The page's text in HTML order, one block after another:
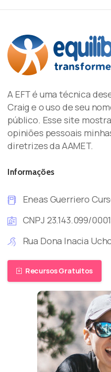
A EFT é uma técnica
Craig e o uso de seu
público. Esse site
opiniões pessoais
diretrizes da AAMET.
Informações
Eneas Guerriero
CNPJ 23.143.099/
Rua Dona Inacia
Recursos Gratuitos